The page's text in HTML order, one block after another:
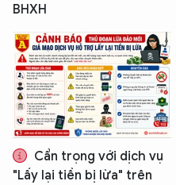
BHXH
Cẩn trọng với dịch vụ
"Lấy lại tiền bị lừa" trên